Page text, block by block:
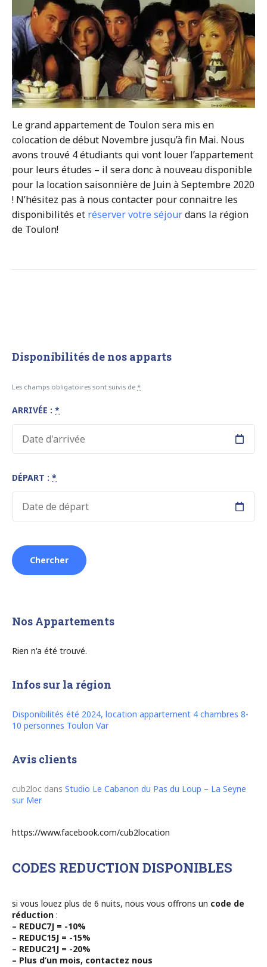
Le grand appartement de Toulon sera mis en
colocation de début Novembre jusqu’à fin Mai. Nous
avons trouvé 4 étudiants qui vont louer l’appartement
pour leurs études – il sera donc à nouveau disponible
pour la location saisonnière de Juin à Septembre 2020
! N’hésitez pas à nous contacter pour connaitre les
disponibilités et réserver votre séjourdans la région
de Toulon!
Disponibilités de nos apparts
Les champs obligatoires sont suivis de *
ARRIVÉE : *
DÉPART : *
Nos Appartements
Rien n'a été trouvé.
Infos sur la région
Disponibilités été 2024, location appartement 4 chambres 8-
10 personnes Toulon Var
Avis clients
cub2loc dans Studio Le Cabanon du Pas du Loup – La Seyne
sur Mer
https://www.facebook.com/cub2location
CODES REDUCTION DISPONIBLES
si vous louez plus de 6 nuits, nous vous offrons un code de
réduction :
– REDUC7J = -10%
– REDUC15J = -15%
– REDUC21J = -20%
– Plus d’un mois, contactez nous